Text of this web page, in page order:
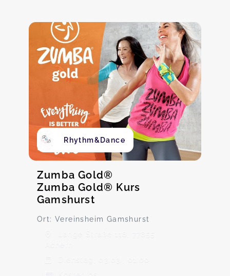
Rhythm&Dance
Zumba Gold®
Zumba Gold® Kurs
Gamshurst
Ort: Vereinsheim Gamshurst
Lange Straße 118, 77855
Dienstag, 03.03., 01:00